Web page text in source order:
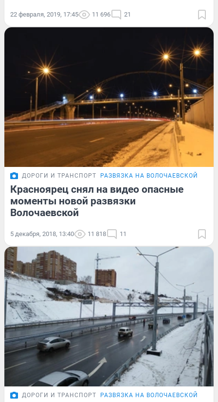
22 февраля, 2019, 17:45 11 696 21
ДОРОГИ И ТРАНСПОРТ РАЗВЯЗКА НА ВОЛОЧАЕВСКОЙ
Красноярец снял на видео опасные
моменты новой развязки
Волочаевской
5 декабря, 2018, 13:40 11 818 11
ДОРОГИ И ТРАНСПОРТ РАЗВЯЗКА НА ВОЛОЧАЕВСКОЙ